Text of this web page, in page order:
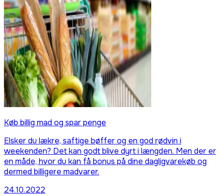
Køb billig mad og spar penge
Elsker du lækre, saftige bøffer og en god rødvin i
weekenden? Det kan godt blive dyrt i længden. Men der er
en måde, hvor du kan få bonus på dine dagligvarekøb og
dermed billigere madvarer.
24.10.2022